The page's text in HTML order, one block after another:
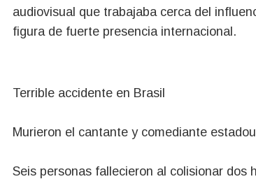
audiovisual que trabajaba cerca del
figura de fuerte presencia internacional.
Terrible accidente en Brasil
Murieron el cantante y comediante
Seis personas fallecieron al colisionar dos